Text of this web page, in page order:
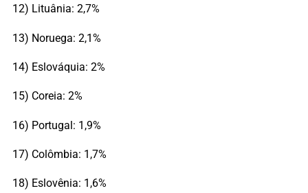
12) Lituânia: 2,7%
13) Noruega: 2,1%
14) Eslováquia: 2%
15) Coreia: 2%
16) Portugal: 1,9%
17) Colômbia: 1,7%
18) Eslovênia: 1,6%